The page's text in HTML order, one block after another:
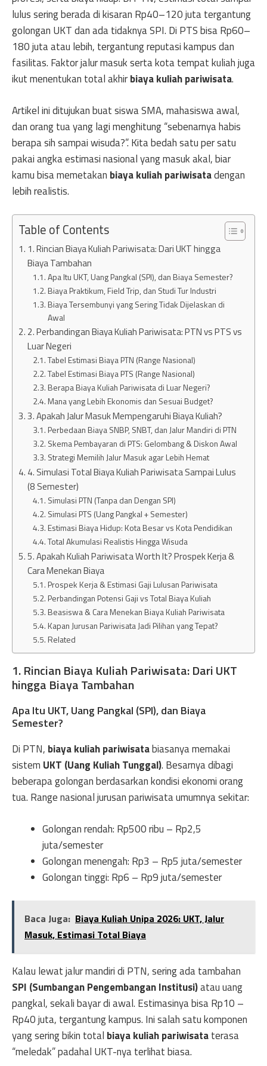
lulus sering berada di kisaran Rp40–120 juta tergantung
golongan UKT dan ada tidaknya SPI. Di PTS bisa Rp60–
180 juta atau lebih, tergantung reputasi kampus dan
fasilitas. Faktor jalur masuk serta kota tempat kuliah juga
ikut menentukan total akhirbiaya kuliah pariwisata.
Artikel ini ditujukan buat siswa SMA, mahasiswa awal,
dan orang tua yang lagi menghitung “sebenarnya habis
berapa sih sampai wisuda?”. Kita bedah satu per satu
pakai angka estimasi nasional yang masuk akal, biar
kamu bisa memetakan biaya kuliah pariwisatadengan
lebih realistis.
Table of Contents
1. Rincian Biaya Kuliah Pariwisata: Dari UKT hingga
Biaya Tambahan
Apa Itu UKT, Uang Pangkal (SPI), dan Biaya Semester?
Biaya Praktikum, Field Trip, dan Studi Tur Industri
Biaya Tersembunyi yang Sering Tidak Dijelaskan di
Awal
2. Perbandingan Biaya Kuliah Pariwisata: PTN vs PTS vs
Luar Negeri
Tabel Estimasi Biaya PTN (Range Nasional)
Tabel Estimasi Biaya PTS (Range Nasional)
Berapa Biaya Kuliah Pariwisata di Luar Negeri?
Mana yang Lebih Ekonomis dan Sesuai Budget?
3. Apakah Jalur Masuk Mempengaruhi Biaya Kuliah?
Perbedaan Biaya SNBP, SNBT, dan Jalur Mandiri di PTN
Skema Pembayaran di PTS: Gelombang & Diskon Awal
Strategi Memilih Jalur Masuk agar Lebih Hemat
4. Simulasi Total Biaya Kuliah Pariwisata Sampai Lulus
(8 Semester)
Simulasi PTN (Tanpa dan Dengan SPI)
Simulasi PTS (Uang Pangkal + Semester)
Estimasi Biaya Hidup: Kota Besar vs Kota Pendidikan
Total Akumulasi Realistis Hingga Wisuda
5. Apakah Kuliah Pariwisata Worth It? Prospek Kerja &
Cara Menekan Biaya
Prospek Kerja & Estimasi Gaji Lulusan Pariwisata
Perbandingan Potensi Gaji vs Total Biaya Kuliah
Beasiswa & Cara Menekan Biaya Kuliah Pariwisata
Kapan Jurusan Pariwisata Jadi Pilihan yang Tepat?
Related
1. Rincian Biaya Kuliah Pariwisata: Dari UKT
hingga Biaya Tambahan
Apa Itu UKT, Uang Pangkal (SPI), dan Biaya
Semester?
Di PTN, biaya kuliah pariwisatabiasanya memakai
sistem UKT (Uang Kuliah Tunggal). Besarnya dibagi
beberapa golongan berdasarkan kondisi ekonomi orang
tua. Range nasional jurusan pariwisata umumnya sekitar:
Golongan rendah: Rp500 ribu – Rp2,5
juta/semester
Golongan menengah: Rp3 – Rp5 juta/semester
Golongan tinggi: Rp6 – Rp9 juta/semester
Baca Juga: Biaya Kuliah Unipa 2026: UKT, Jalur
Masuk, Estimasi Total Biaya
Kalau lewat jalur mandiri di PTN, sering ada tambahan
SPI (Sumbangan Pengembangan Institusi)atau uang
pangkal, sekali bayar di awal. Estimasinya bisa Rp10 –
Rp40 juta, tergantung kampus. Ini salah satu komponen
yang sering bikin total biaya kuliah pariwisataterasa
“meledak” padahal UKT-nya terlihat biasa.